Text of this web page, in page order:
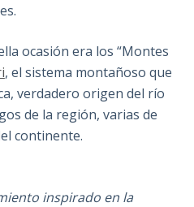
ocasión era los “Montes
, el sistema montañoso que
verdadero origen del río
de la región, varias de
continente.
inspirado en la